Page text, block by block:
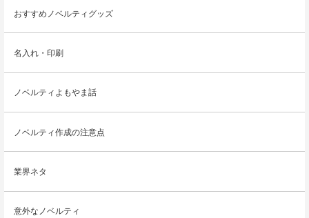
おすすめノベルティグッズ
名入れ・印刷
ノベルティよもやま話
ノベルティ作成の注意点
業界ネタ
意外なノベルティ